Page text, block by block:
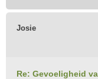
Josie
Re: Gevoeligheid